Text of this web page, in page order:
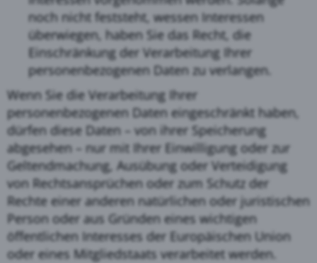
noch nicht feststeht, wessen Interessen
überwiegen, haben Sie das Recht, die
Einschränkung der Verarbeitung Ihrer
personenbezogenen Daten zu verlangen.
Wenn Sie die Verarbeitung Ihrer
personenbezogenen Daten eingeschränkt haben,
dürfen diese Daten – von ihrer Speicherung
abgesehen – nur mit Ihrer Einwilligung oder zur
Geltendmachung, Ausübung oder Verteidigung
von Rechtsansprüchen oder zum Schutz der
Rechte einer anderen natürlichen oder juristischen
Person oder aus Gründen eines wichtigen
öffentlichen Interesses der Europäischen Union
oder eines Mitgliedstaats verarbeitet werden.